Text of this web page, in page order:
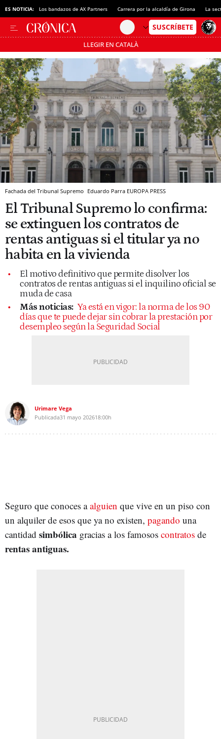
ES NOTICIA: Los bandazos de AX Partners Carrera por la alcaldía de Girona La
LLEGIR EN CATALÀ
Pásate al MODO AHORRO
Fachada del Tribunal Supremo Eduardo Parra EUROPA PRESS
El Tribunal Supremo lo confirma:
se extinguen los contratos de
rentas antiguas si el titular ya no
habita en la vivienda
El motivo definitivo que permite disolver los
contratos de rentas antiguas si el inquilino oficial se
muda de casa
Más noticias: Ya está en vigor: la norma de los 90
días que te puede dejar sin cobrar la prestación por
desempleo según la Seguridad Social
Urimare Vega
Publicada31 mayo 202618:00h
Seguro que conoces aalguien que vive en un piso con
un alquiler de esos que ya no existen, pagando una
cantidad simbólica gracias a los famosos contratos de
rentas antiguas.